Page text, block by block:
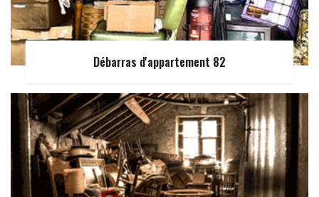
Débarras d'appartement 82